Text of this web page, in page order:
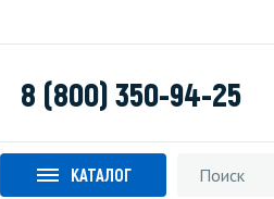
8 (800) 350-94-25
КАТАЛОГ